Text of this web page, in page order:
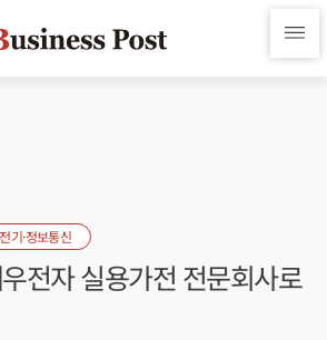
기·정보통신
전자 실용가전 전문회사로